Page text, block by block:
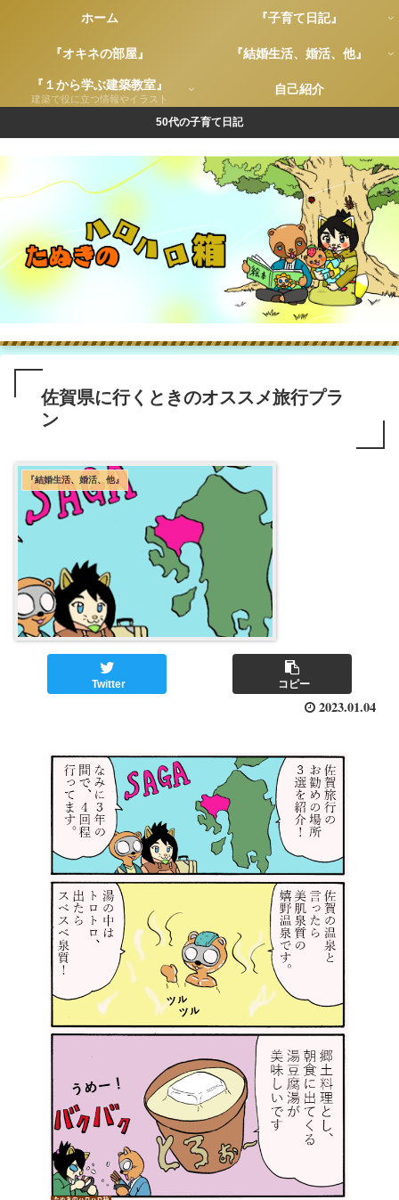
50代の子育て日記
ホーム 『子育て日記』
『オキネの部屋』 『結婚生活、婚活、他』
『１から学ぶ建築教室』
建築で役に立つ情報やイラスト
自己紹介
佐賀県に行くときのオススメ旅行プラ
ン
『結婚生活、婚活、他』
Twitter コピー
2023.01.04